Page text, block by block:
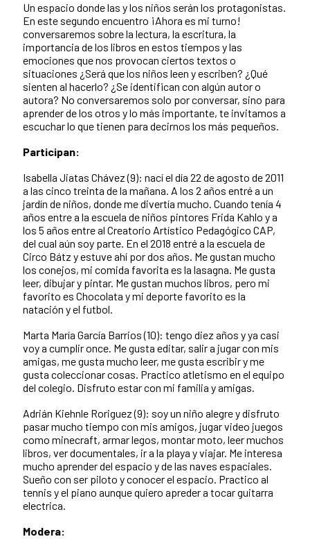
Un espacio donde las y los niños serán los protagonistas.
En este segundo encuentro ¡Ahora es mi turno!
conversaremos sobre la lectura, la escritura, la
importancia de los libros en estos tiempos y las
emociones que nos provocan ciertos textos o
situaciones ¿Será que los niños leen y escriben? ¿Qué
sienten al hacerlo? ¿Se identifican con algún autor o
autora? No conversaremos solo por conversar, sino para
aprender de los otros y lo más importante, te invitamos a
escuchar lo que tienen para decirnos los más pequeños.
Participan:
Isabella Jiatas Chávez (9): nací el día 22 de agosto de 2011
a las cinco treinta de la mañana. A los 2 años entré a un
jardín de niños, donde me divertía mucho. Cuando tenía 4
años entre a la escuela de niños pintores Frida Kahlo y a
los 5 años entre al Creatorio Artístico Pedagógico CAP,
del cual aún soy parte. En el 2018 entré a la escuela de
Circo Bátz y estuve ahí por dos años. Me gustan mucho
los conejos, mi comida favorita es la lasagna. Me gusta
leer, dibujar y pintar. Me gustan muchos libros, pero mi
favorito es Chocolata y mi deporte favorito es la
natación y el futbol.
Marta María García Barrios (10): tengo diez años y ya casi
voy a cumplir once. Me gusta editar, salir a jugar con mis
amigas, me gusta mucho leer, me gusta escribir y me
gusta coleccionar cosas. Practico atletismo en el equipo
del colegio. Disfruto estar con mi familia y amigas.
Adrián Kiehnle Roriguez (9): soy un niño alegre y disfruto
pasar mucho tiempo con mis amigos, jugar video juegos
como minecraft, armar legos, montar moto, leer muchos
libros, ver documentales, ir a la playa y viajar. Me interesa
mucho aprender del espacio y de las naves espaciales.
Sueño con ser piloto y conocer el espacio. Practico al
tennis y el piano aunque quiero apreder a tocar guitarra
electrica.
Modera: